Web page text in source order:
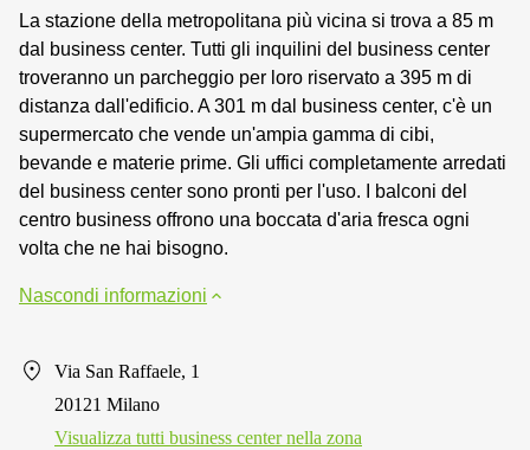
La stazione della metropolitana più vicina si trova a 85 m
dal business center. Tutti gli inquilini del business center
troveranno un parcheggio per loro riservato a 395 m di
distanza dall'edificio. A 301 m dal business center, c'è un
supermercato che vende un'ampia gamma di cibi,
bevande e materie prime. Gli uffici completamente arredati
del business center sono pronti per l'uso. I balconi del
centro business offrono una boccata d'aria fresca ogni
volta che ne hai bisogno.
Nascondi informazioni
Via San Raffaele, 1
20121 Milano
Visualizza tutti business center nella zona